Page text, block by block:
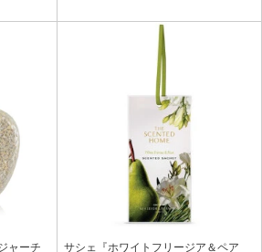
ャーチ
サシェ『ホワイトフリージア＆ペア